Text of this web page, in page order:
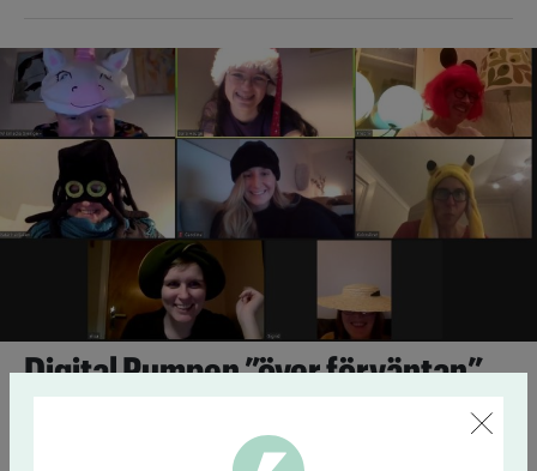
Digital Pumpen ”över förväntan”
Testa själv – kan du svara på frågorna i
årets tävling? Accent har alla frågor och svar, samt listan på
vilka lag som knep topplaceringarna.